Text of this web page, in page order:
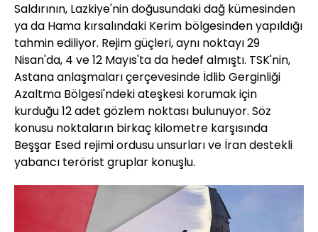
Saldırının, Lazkiye'nin doğusundaki dağ kümesinden
ya da Hama kırsalındaki Kerim bölgesinden yapıldığı
tahmin ediliyor. Rejim güçleri, aynı noktayı 29
Nisan'da, 4 ve 12 Mayıs'ta da hedef almıştı. TSK'nin,
Astana anlaşmaları çerçevesinde İdlib Gerginliği
Azaltma Bölgesi'ndeki ateşkesi korumak için
kurduğu 12 adet gözlem noktası bulunuyor. Söz
konusu noktaların birkaç kilometre karşısında
Beşşar Esed rejimi ordusu unsurları ve İran destekli
yabancı terörist gruplar konuşlu.